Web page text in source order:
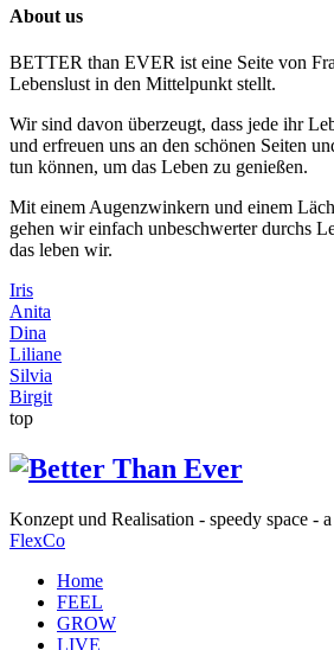
About us
BETTER than EVER ist eine Seite von
Lebenslust in den Mittelpunkt stellt.
Wir sind davon überzeugt, dass jede ihr
und erfreuen uns an den schönen Seiten
tun können, um das Leben zu genießen.
Mit einem Augenzwinkern und einem
gehen wir einfach unbeschwerter durchs
das leben wir.
Iris
Anita
Dina
Liliane
Silvia
Birgit
top
Konzept und Realisation - speedy space -
FlexCo
Home
FEEL
GROW
LIVE